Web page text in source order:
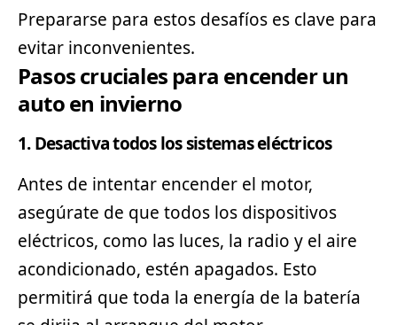
Prepararse para estos desafíos es clave para
evitar inconvenientes.
Pasos cruciales para encender un
auto en invierno
1. Desactiva todos los sistemas eléctricos
Antes de intentar encender el motor,
asegúrate de que todos los dispositivos
eléctricos, como las luces, la radio y el aire
acondicionado, estén apagados. Esto
permitirá que toda la energía de la batería